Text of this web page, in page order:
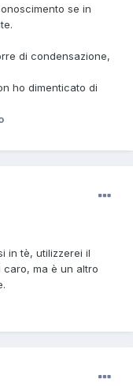
se in
di condensazione,
ho dimenticato di
in tè, utilizzerei il
ma è un altro